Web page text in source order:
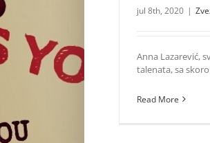
jul 8th, 2020 |
Anna Lazarević,
talenata, sa
Read More